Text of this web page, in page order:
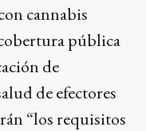
cannabis
pública
de
de efectores
“los requisitos